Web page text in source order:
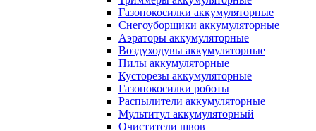
Газонокосилки аккумуляторные
Снегоуборщики аккумуляторные
Аэраторы аккумуляторные
Воздуходувы аккумуляторные
Пилы аккумуляторные
Кусторезы аккумуляторные
Газонокосилки роботы
Распылители аккумуляторные
Мультитул аккумуляторный
Очистители швов